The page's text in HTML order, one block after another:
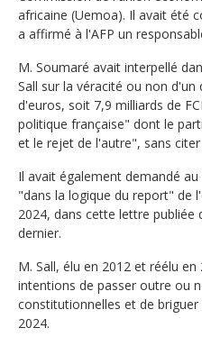
africaine (Uemoa). Il avait été
a affirmé à l'AFP un
M. Soumaré avait interpellé
Sall sur la véracité ou non d'un
d'euros, soit 7,9 milliards de
politique française" dont le
et le rejet de l'autre", sans
Il avait également demandé
"dans la logique du report" de
2024, dans cette lettre publiée
dernier.
M. Sall, élu en 2012 et réélu
intentions de passer outre ou
constitutionnelles et de
2024.